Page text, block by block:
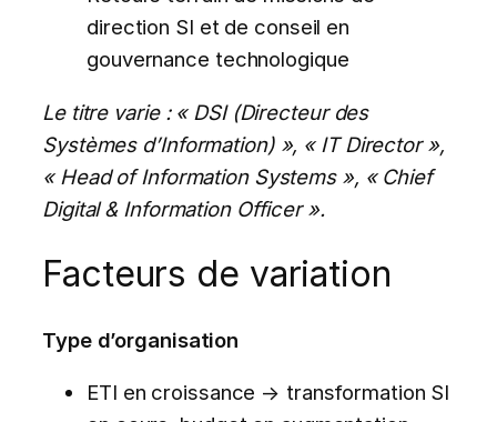
direction SI et de conseil en
gouvernance technologique
Le titre varie : « DSI (Directeur des
Systèmes d’Information) », « IT Director »,
« Head of Information Systems », « Chief
Digital & Information Officer ».
Facteurs de variation
Type d’organisation
ETI en croissance → transformation SI